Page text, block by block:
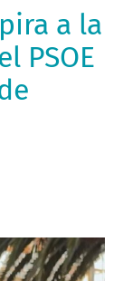
a la
PSOE